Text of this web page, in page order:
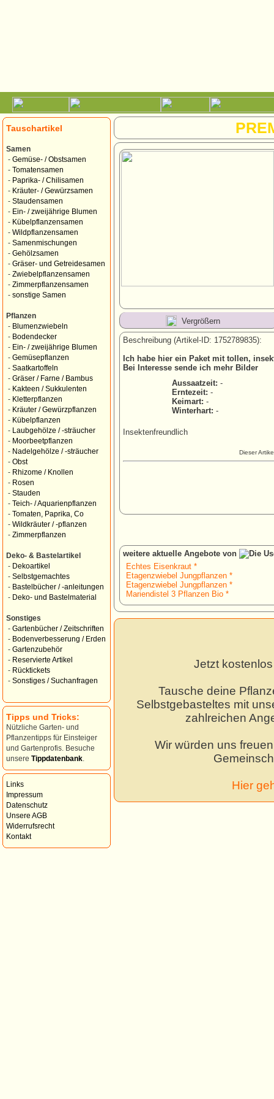
Tauschartikel
Samen
- Gemüse- / Obstsamen
- Tomatensamen
- Paprika- / Chilisamen
- Kräuter- / Gewürzsamen
- Staudensamen
- Ein- / zweijährige Blumen
- Kübelpflanzensamen
- Wildpflanzensamen
- Samenmischungen
- Gehölzsamen
- Gräser- und Getreidesamen
- Zwiebelpflanzensamen
- Zimmerpflanzensamen
- sonstige Samen
Pflanzen
- Blumenzwiebeln
- Bodendecker
- Ein- / zweijährige Blumen
- Gemüsepflanzen
- Saatkartoffeln
- Gräser / Farne / Bambus
- Kakteen / Sukkulenten
- Kletterpflanzen
- Kräuter / Gewürzpflanzen
- Kübelpflanzen
-
Laubgehölze / -sträucher
- Moorbeetpflanzen
- Nadelgehölze / -sträucher
- Obst
- Rhizome / Knollen
- Rosen
- Stauden
- Teich- / Aquarienpflanzen
- Tomaten, Paprika, Co
- Wildkräuter / -pflanzen
- Zimmerpflanzen
Deko- & Bastelartikel
- Dekoartikel
- Selbstgemachtes
- Bastelbücher / -anleitungen
- Deko- und Bastelmaterial
Sonstiges
- Gartenbücher / Zeitschriften
- Bodenverbesserung / Erden
- Gartenzubehör
- Reservierte Artikel
- Rücktickets
- Sonstiges / Suchanfragen
Tipps und Tricks:
Nützliche Garten- und
Pflanzentipps für Einsteiger
und Gartenprofis. Besuche
unsere Tippdatenbank
Links
Impressum
Datenschutz
Unsere AGB
Widerrufsrecht
Kontakt
Vergrößern
Beschreibung (Artikel-ID: 1752789835):
Ich habe hier ein Paket mit tollen,
Bei Interesse sende ich mehr Bilder
Aussaatzeit: -
Erntezeit: -
Keimart: -
Winterhart: -
Insektenfreundlich
Dieser
weitere aktuelle Angebote von
Echtes Eisenkraut *
Etagenzwiebel Jungpflanzen *
Etagenzwiebel Jungpflanzen *
Mariendistel 3 Pflanzen Bio *
Jetzt
Tausche deine
Selbstgebasteltes mit
zahlreichen
Wir würden uns
Hier